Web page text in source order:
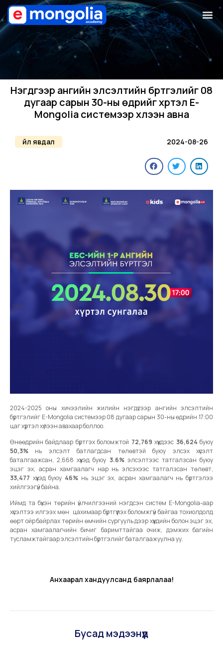
Нэгдүгээр ангийн элсэлтийн бүртгэлийг 08
дугаар сарын 30-ны өдрийг хүртэл E-
Mongolia системээр хүлээн авна
Үйл явдал 2024-08-26
2024-2025 оны хичээлийн жилийн нэгдүгээр ангийн элсэлтийн
бүртгэлийг E-Mongolia системээр 08 дугаар сарын 30-ны өдрийн 17:00
цаг хүртэл хүлээн авахаар боллоо.
Өнөөдрийн байдлаар бүртгэх боломжтой 72,769 хүүхдээс 36,624 буюу
50,3% нь элсэлт батлагдсан төлөвтэй буюу элсэх хүсэлт
баталгаажсан, 2,668 хүүхэд буюу 3.6%элсэлтээс татгалзсан буюу
эцэг эх, асран хамгаалагч нар нь элсэхээс татгалзсан төлөвт,
33,477 хүүхэд буюу 46% нь эцэг эх, асран хамгаалагч нь бүртгэлээ
хийлгээгүй байна.
Иймд та бүхэн төрийн үйлчилгээний нэгдсэн систем E-Mongolia-аар
хүсэлтээ илгээх мөн цахимаар бүртгүүлэх боломжгүй байгаа тохиолдолд
өөрт ойр байрлах төрийн өмчийн сургууль дээр хүүхдийн болон эцэг эх,
асран хамгаалагчийн бичиг баримттайгаа очиж, дэмжих багийн
тусламжтайгаар элсэлтийн бүртгэлийг баталгаажуулна уу.
Анхаарал хандуулсанд баярлалаа!
Бусад мэдээнүүд